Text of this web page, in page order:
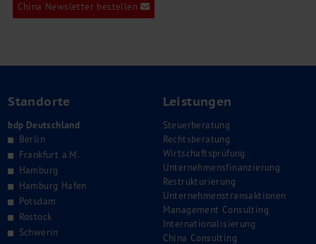
China Newsletter bestellen
Standorte
bdp Deutschland
Berlin
Frankfurt a.M.
Hamburg
Hamburg Hafen
Potsdam
Rostock
Schwerin
Leistungen
Steuerberatung
Rechtsberatung
Wirtschaftsprüfung
Unternehmensfinanzierung
Restrukturierung
Unternehmenstransaktionen
Management Consulting
Internationalisierung
China Consulting